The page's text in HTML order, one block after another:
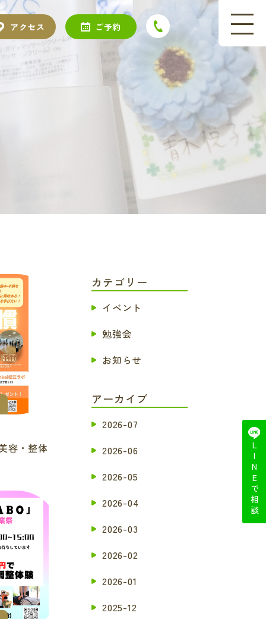
アクセス ご予約
LINEで相談
容・整体
カテゴリー
イベント
勉強会
お知らせ
アーカイブ
2026-07
2026-06
2026-05
2026-04
2026-03
2026-02
2026-01
2025-12